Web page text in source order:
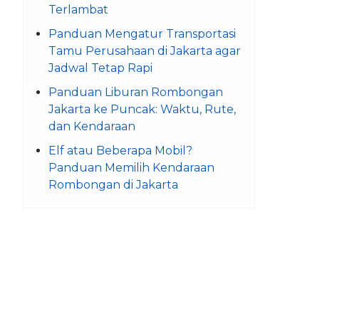
Terlambat
Panduan Mengatur Transportasi
Tamu Perusahaan di Jakarta agar
Jadwal Tetap Rapi
Panduan Liburan Rombongan
Jakarta ke Puncak: Waktu, Rute,
dan Kendaraan
Elf atau Beberapa Mobil?
Panduan Memilih Kendaraan
Rombongan di Jakarta